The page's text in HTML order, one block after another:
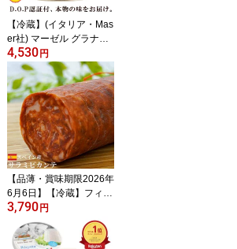
ースト ナポリ
【冷蔵】(イタリア・Mas
er社) マーゼル グラナパ
ダーノパウダー 1kg D.O.
P認証（フレッシュ鮮度
保持缶入）※フタ付き |
DOP Grana Padano Pow
der 1kg イタリア産 チー
ズ パスタ サラダ ピッツ
ァ ピザ パウダーチーズ
粉チーズ
4,530円
【品薄・賞味期限2026年
6月6日】【冷蔵】フィオ
ルディマーゾ社 スペイン
産 サラミピカンテ ブロ
ック 約650g-790g | FD
3,790円